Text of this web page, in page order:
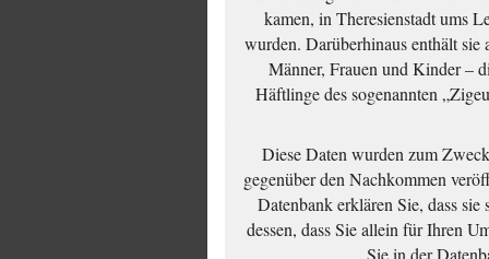
kamen, in Theresienstadt ums
wurden. Darüberhinaus enthält
Männer, Frauen und Kinder –
Häftlinge des sogenannten
Diese Daten wurden zum
gegenüber den Nachkommen
Datenbank erklären Sie, dass sie
dessen, dass Sie allein für Ihren
Sie in der